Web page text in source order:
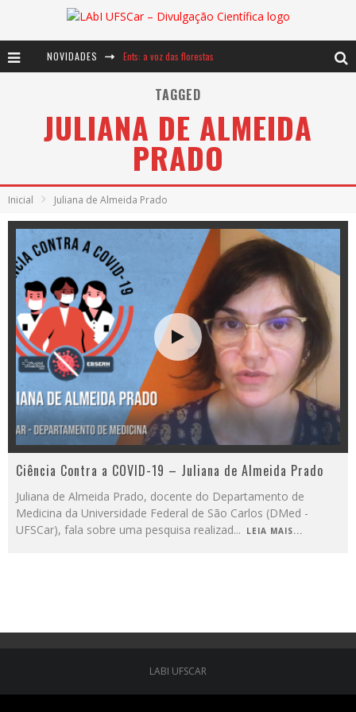
NOVIDADES Ents: a voz das florestas
Notáveis: Bertha Lutz
Baú de Histórias - A jamais imaginada aventura com os moinhos de vento
TAGGED
JULIANA DE ALMEIDA
PRADO
Inicial Juliana de Almeida Prado
Ciência Contra a COVID-19 – Juliana de Almeida Prado
Juliana de Almeida Prado, docente do Departamento de
Medicina da Universidade Federal de São Carlos (DMed -
UFSCar), fala sobre uma pesquisa realizad... LEIA MAIS...
LABI UFSCAR